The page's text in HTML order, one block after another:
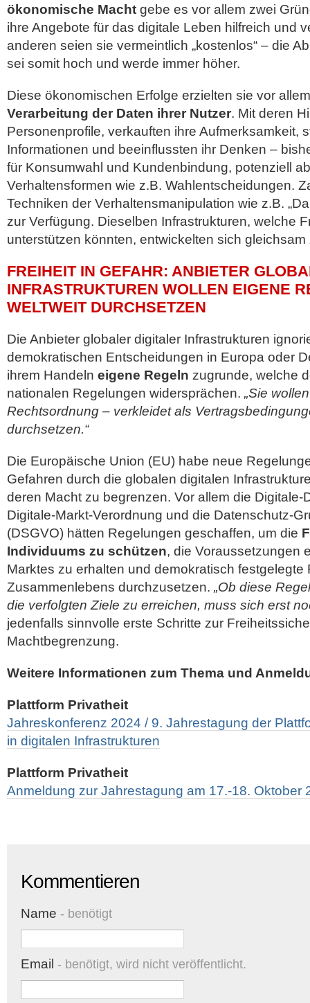
ökonomische Macht gebe es vor allem zwei
ihre Angebote für das digitale Leben hilfreich und
anderen seien sie vermeintlich „kostenlos“ – die
sei somit hoch und werde immer höher.
Diese ökonomischen Erfolge erzielten sie vor
Verarbeitung der Daten ihrer Nutzer. Mit deren
Personenprofile, verkauften ihre Aufmerksamkeit,
Informationen und beeinflussten ihr Denken –
für Konsumwahl und Kundenbindung, potenziell
Verhaltensformen wie z.B. Wahlentscheidungen.
Techniken der Verhaltensmanipulation wie z.B.
zur Verfügung. Dieselben Infrastrukturen, welche
unterstützen könnten, entwickelten sich
FREIHEIT IN GEFAHR: ANBIETER
INFRASTRUKTUREN WOLLEN EIGENE
WELTWEIT DURCHSETZEN
Die Anbieter globaler digitaler Infrastrukturen
demokratischen Entscheidungen in Europa oder
ihrem Handeln eigene Regeln zugrunde, welche
nationalen Regelungen widersprächen. „Sie
Rechtsordnung – verkleidet als
durchsetzen.“
Die Europäische Union (EU) habe neue
Gefahren durch die globalen digitalen
deren Macht zu begrenzen. Vor allem die Digitale-
Digitale-Markt-Verordnung und die Datenschutz-
(DSGVO) hätten Regelungen geschaffen, um die
Individuums zu schützen, die Voraussetzungen
Marktes zu erhalten und demokratisch festgelegte
Zusammenlebens durchzusetzen. „Ob diese
die verfolgten Ziele zu erreichen, muss sich erst
jedenfalls sinnvolle erste Schritte zur
Machtbegrenzung.
Weitere Informationen zum Thema und
Plattform Privatheit
Jahreskonferenz 2024 / 9. Jahrestagung der
in digitalen Infrastrukturen
Plattform Privatheit
Anmeldung zur Jahrestagung am 17.-18. Oktober
Kommentieren
Name - benötigt
Email - benötigt, wird nicht veröffentlicht.